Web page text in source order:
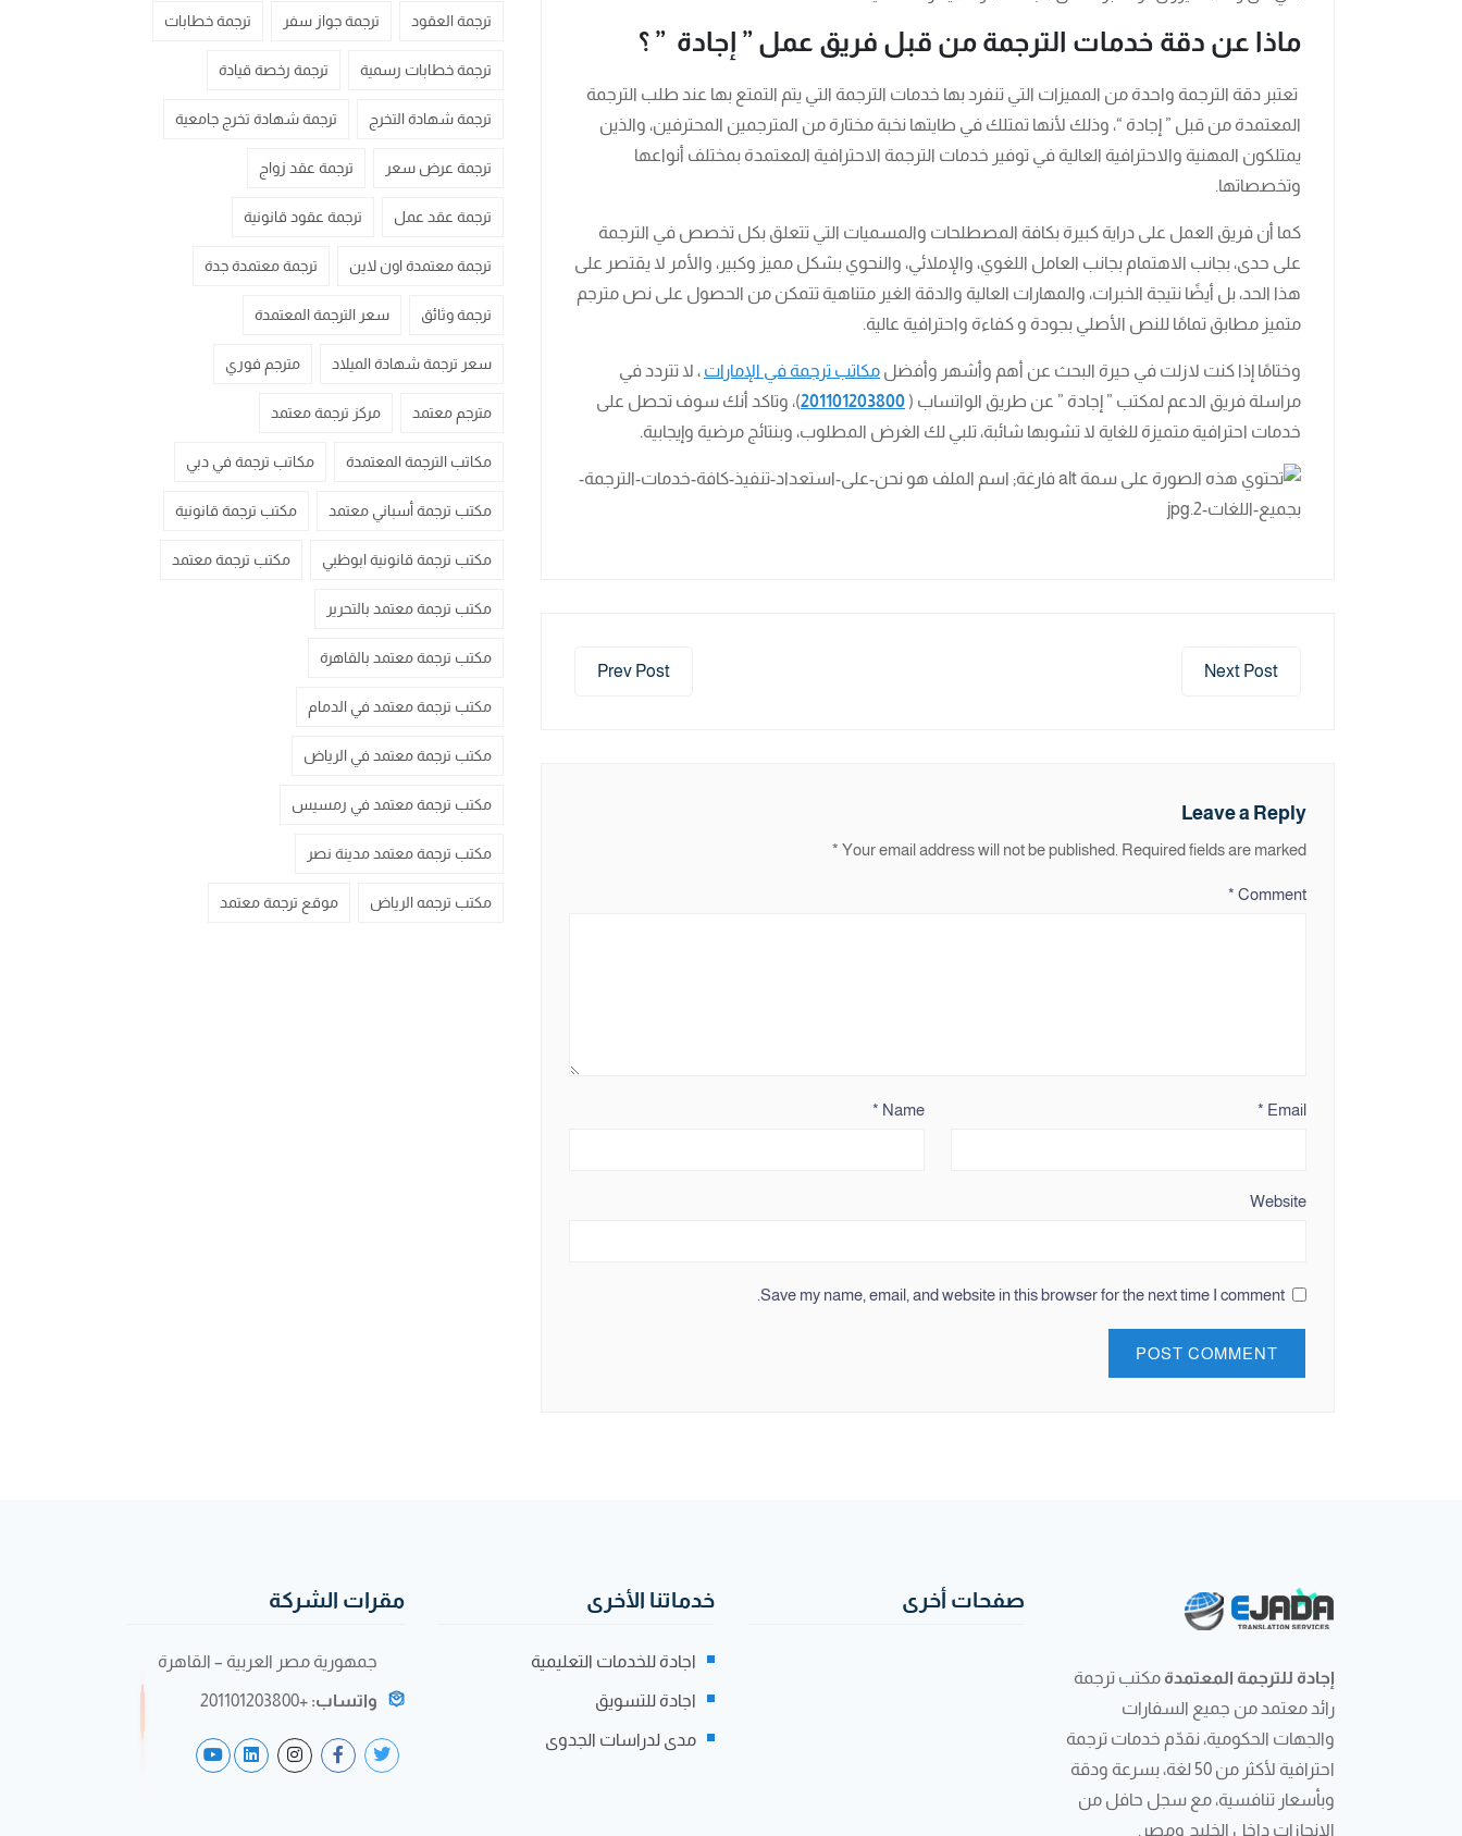
ماذا عن دقة خدمات الترجمة من قبل فريق عمل ” إجادة ” ؟
تعتبر دقة الترجمة واحدة من المميزات التي تنفرد بها خدمات الترجمة التي يتم التمتع بها عند طلب الترجمة
المعتمدة من قبل ” إجادة “، وذلك لأنها تمتلك في طايتها نخبة مختارة من المترجمين المحترفين، والذين
يمتلكون المهنية والاحترافية العالية في توفير خدمات الترجمة الاحترافية المعتمدة بمختلف أنواعها
وتخصصاتها.
كما أن فريق العمل على دراية كبيرة بكافة المصطلحات والمسميات التي تتعلق بكل تخصص في الترجمة
على حدى، بجانب الاهتمام بجانب العامل اللغوي، والإملائي، والنحوي بشكل مميز وكبير، والأمر لا يقتصر على
هذا الحد، بل أيضًا نتيجة الخبرات، والمهارات العالية والدقة الغير متناهية تتمكن من الحصول على نص مترجم
متميز مطابق تمامًا للنص الأصلي بجودة و كفاءة واحترافية عالية.
وختامًا إذا كنت لازلت في حيرة البحث عن أهم وأشهر وأفضل مكاتب ترجمة في الإمارات ، لا تتردد في
مراسلة فريق الدعم لمكتب ” إجادة ” عن طريق الواتساب ( 201101203800)، وتاكد أنك سوف تحصل على
خدمات احترافية متميزة للغاية لا تشوبها شائبة، تلبي لك الغرض المطلوب، وبنتائج مرضية وإيجابية.
Prev Post Next Post
Leave a Reply
Your email address will not be published. Required fields are marked
*
Comment
*
Name
* Email
*
Website
Save my name, email, and website in this browser for the next time I comment.
ترجمة العقود ترجمة جواز سفر ترجمة خطابات
ترجمة خطابات رسمية ترجمة رخصة قيادة
ترجمة شهادة التخرج ترجمة شهادة تخرج جامعية
ترجمة عرض سعر ترجمة عقد زواج
ترجمة عقد عمل ترجمة عقود قانونية
ترجمة معتمدة اون لاين ترجمة معتمدة جدة
ترجمة وثائق سعر الترجمة المعتمدة
سعر ترجمة شهادة الميلاد مترجم فوري
مترجم معتمد مركز ترجمة معتمد
مكاتب الترجمة المعتمدة مكاتب ترجمة في دبي
مكتب ترجمة أسباني معتمد مكتب ترجمة قانونية
مكتب ترجمة قانونية ابوظبي مكتب ترجمة معتمد
مكتب ترجمة معتمد بالتحرير
مكتب ترجمة معتمد بالقاهرة
مكتب ترجمة معتمد في الدمام
مكتب ترجمة معتمد في الرياض
مكتب ترجمة معتمد في رمسيس
مكتب ترجمة معتمد مدينة نصر
مكتب ترجمه الرياض موقع ترجمة معتمد
إجادة للترجمة المعتمدة مكتب ترجمة
رائد معتمد من جميع السفارات
والجهات الحكومية، نقدّم خدمات ترجمة
احترافية لأكثر من 50 لغة، بسرعة ودقة
وبأسعار تنافسية، مع سجل حافل من
الإنجازات داخل الخليج ومصر.
صفحات أخرى خدماتنا الأخرى
اجادة للخدمات التعليمية
اجادة للتسويق
مدى لدراسات الجدوى
مقرات الشركة
جمهورية مصر العربية – القاهرة
واتساب: +201101203800